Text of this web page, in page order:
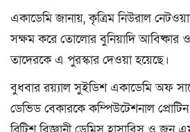
একাডেমি জানায়, কৃত্রিম নিউরাল
সক্ষম করে তোলোর বুনিয়াদি আবিষ্কার
তাদেরকে এ পুরস্কার দেওয়া হয়েছে।
বুধবার রয়্যাল সুইডিশ একাডেমি অফ
ডেভিড বেকারকে কম্পিউটেশনাল